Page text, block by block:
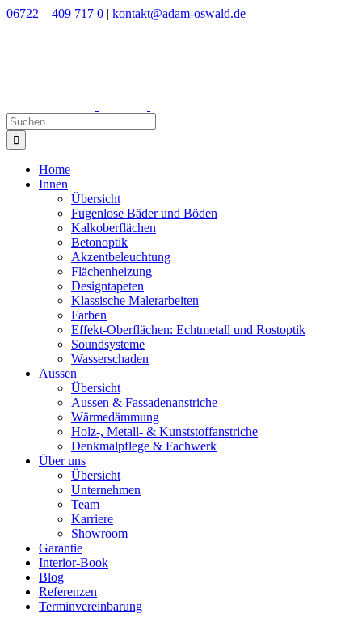
Zum
06722 – 409 717 0 | kontakt@adam-oswald.de
Suche
nach:
Home
Innen
Übersicht
Fugenlose Bäder und Böden
Kalkoberflächen
Betonoptik
Akzentbeleuchtung
Flächenheizung
Designtapeten
Klassische Malerarbeiten
Farben
Effekt-Oberflächen: Echtmetall und Rostoptik
Soundsysteme
Wasserschaden
Aussen
Übersicht
Aussen & Fassadenanstriche
Wärmedämmung
Holz-, Metall- & Kunststoffanstriche
Denkmalpflege & Fachwerk
Über uns
Übersicht
Unternehmen
Team
Karriere
Showroom
Garantie
Interior-Book
Blog
Referenzen
Terminvereinbarung